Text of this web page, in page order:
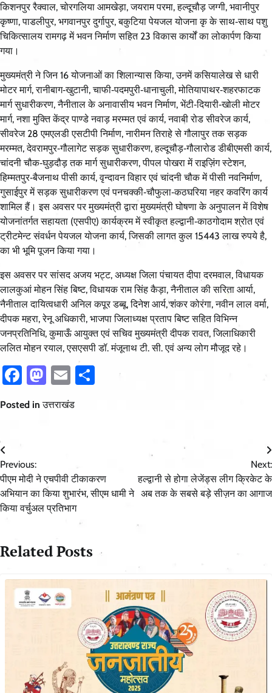
किशनपुर रैक्वाल, चोरगलिया आमखेड़ा, जयराम परमा, हल्दूचौड़ जग्गी, भवानीपुर
कृष्णा, पाडलीपुर, भगवानपुर दुर्गापुर, बकुटिया पेयजल योजना कृ के साथ‑साथ पशु
चिकित्सालय रामगढ़ में भवन निर्माण सहित 23 विकास कार्यों का लोकार्पण किया
गया।
मुख्यमंत्री ने जिन 16 योजनाओं का शिलान्यास किया, उनमें कसियालेख से धारी
मोटर मार्ग, रानीबाग‑खुटानी, चाफी‑पदमपुरी‑धानाचुली, मोतियापाथर‑शहरफाटक
मार्ग सुधारीकरण, नैनीताल के अनावासीय भवन निर्माण, भेंटी‑दियारी‑खोली मोटर
मार्ग, नशा मुक्ति केंद्र पाण्डे नवाड़ मरम्मत एवं कार्य, नवाबी रोड सीवरेज कार्य,
सीवरेज 28 एमएलडी एसटीपी निर्माण, नारीमन तिराहे से गौलापुर तक सड़क
मरम्मत, देवरामपुर‑गौलागेट सड़क सुधारीकरण, हल्दूचौड़‑गौलारोड डीबीएमसी कार्य,
चांदनी चौक‑घुड़दौड़ तक मार्ग सुधारीकरण, पीपल पोखरा में राइज़िंग स्टेशन,
हिम्मतपुर‑बैजनाथ पीसी कार्य, वृन्दावन विहार एवं चांदनी चौक में पीसी नवनिर्माण,
गुसाईपुर में सड़क सुधारीकरण एवं पनचक्की‑चौफुला‑कठघरिया नहर कवरिंग कार्य
शामिल हैं। इस अवसर पर मुख्यमंत्री द्वारा मुख्यमंत्री घोषणा के अनुपालन में विशेष
योजनांतर्गत सहायता (एसपीए) कार्यक्रम में स्वीकृत हल्द्वानी‑काठगोदाम श्रोत एवं
ट्रीटमेन्ट संवर्धन पेयजल योजना कार्य, जिसकी लागत कुल 15443 लाख रुपये है,
का भी भूमि पूजन किया गया।
इस अवसर पर सांसद अजय भट्ट, अध्यक्ष जिला पंचायत दीपा दरमवाल, विधायक
लालकुआं मोहन सिंह बिष्ट, विधायक राम सिंह कैड़ा, नैनीताल की सरिता आर्या,
नैनीताल दायित्वधारी अनिल कपूर डब्बू, दिनेश आर्य, शंकर कोरंगा, नवीन लाल वर्मा,
दीपक महरा, रेनू अधिकारी, भाजपा जिलाध्यक्ष प्रताप बिष्ट सहित विभिन्न
जनप्रतिनिधि, कुमाऊँ आयुक्त एवं सचिव मुख्यमंत्री दीपक रावत, जिलाधिकारी
ललित मोहन रयाल, एसएसपी डॉ. मंजूनाथ टी. सी. एवं अन्य लोग मौजूद रहे।
Facebook
Mastodon
EmailShare
Posted inउत्तराखंड
Post
navigation
Previous:
पीएम मोदी ने एचपीवी टीकाकरण
अभियान का किया शुभारंभ, सीएम धामी ने
किया वर्चुअल प्रतिभाग
Next:
हल्द्वानी से होगा लेजेंड्स लीग क्रिकेट के
अब तक के सबसे बड़े सीज़न का आगाज
Related Posts